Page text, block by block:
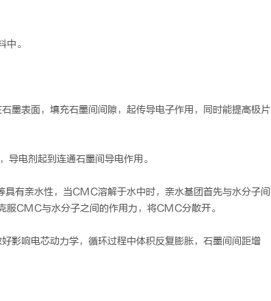
中。
墨表面，填充石墨间间隙，起传导电子作用，同时能提高极片
导电剂起到连通石墨间导电作用。
有亲水性，当CMC溶解于水中时，亲水基团首先与水分子间
服CMC与水分子之间的作用力，将CMC分散开。
影响电芯动力学，循环过程中体积反复膨胀，石墨间间距增